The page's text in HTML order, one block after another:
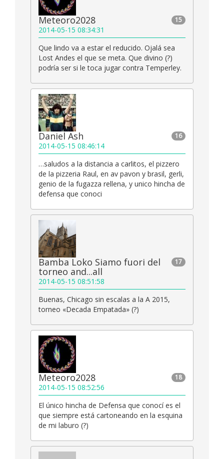
15
Meteoro2028
2014-05-15 08:34:31
Que lindo va a estar el reducido. Ojalá sea
Lost Andes el que se meta. Que divino (?)
podría ser si le toca jugar contra Temperley.
16
Daniel Ash
2014-05-15 08:46:14
…saludos a la distancia a carlitos, el pizzero
de la pizzeria Raul, en av pavon y brasil, gerli,
genio de la fugazza rellena, y unico hincha de
defensa que conoci
17
Bamba Loko Siamo fuori del
torneo and...all
2014-05-15 08:51:58
Buenas, Chicago sin escalas a la A 2015,
torneo «Decada Empatada» (?)
18
Meteoro2028
2014-05-15 08:52:56
El único hincha de Defensa que conocí es el
que siempre está cartoneando en la esquina
de mi laburo (?)